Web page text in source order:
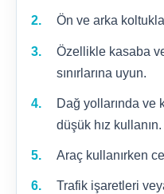
Ön ve arka
Özellikle kasaba
sınırlarına uyun.
Dağ yollarında ve
düşük hız kullanın.
Araç kullanırken
Trafik işaretleri